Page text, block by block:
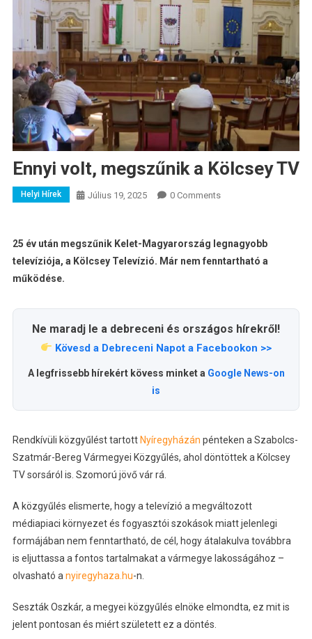
Ennyi volt, megszűnik a Kölcsey TV
Helyi Hírek Július 19, 2025 0 Comments
25 év után megszűnik Kelet-Magyarország legnagyobb
televíziója, a Kölcsey Televízió. Már nem fenntartható a
működése.
Ne maradj le a debreceni és országos hírekről!
Kövesd a Debreceni Napot a Facebookon >>
A legfrissebb hírekért kövess minket a Google News-on
is
Rendkívüli közgyűlést tartott Nyíregyházán pénteken a Szabolcs-
Szatmár-Bereg Vármegyei Közgyűlés, ahol döntöttek a Kölcsey
TV sorsáról is. Szomorú jövő vár rá.
A közgyűlés elismerte, hogy a televízió a megváltozott
médiapiaci környezet és fogyasztói szokások miatt jelenlegi
formájában nem fenntartható, de cél, hogy átalakulva továbbra
is eljuttassa a fontos tartalmakat a vármegye lakosságához –
olvasható a nyiregyhaza.hu-n.
Seszták Oszkár, a megyei közgyűlés elnöke elmondta, ez mit is
jelent pontosan és miért született ez a döntés.